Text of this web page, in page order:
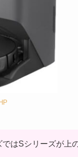
はSシリーズが上